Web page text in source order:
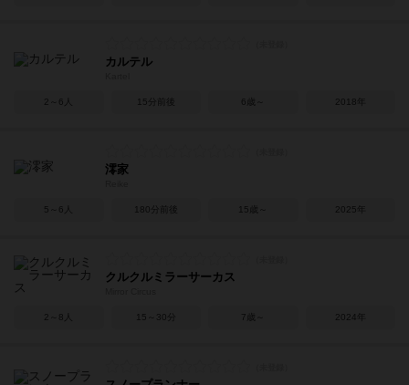
カルテル
2～6人 15分前後 6歳～ 2018年
澪家
5～6人 180分前後 15歳～ 2025年
クルクルミラーサーカス
2～8人 15～30分 7歳～ 2024年